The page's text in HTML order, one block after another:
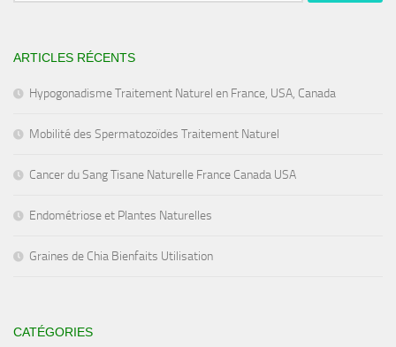
ARTICLES RÉCENTS
Hypogonadisme Traitement Naturel en France, USA, Canada
Mobilité des Spermatozoïdes Traitement Naturel
Cancer du Sang Tisane Naturelle France Canada USA
Endométriose et Plantes Naturelles
Graines de Chia Bienfaits Utilisation
CATÉGORIES